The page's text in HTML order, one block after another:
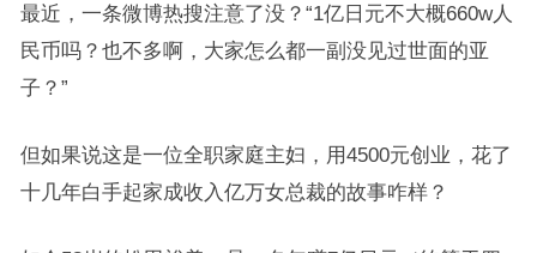
最近，一条微博热搜注意了没？“1亿日元不大概660w人
民币吗？也不多啊，大家怎么都一副没见过世面的亚
子？”
但如果说这是一位全职家庭主妇，用4500元创业，花了
十几年白手起家成收入亿万女总裁的故事咋样？